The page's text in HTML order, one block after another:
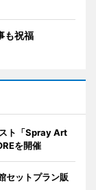
も祝福
ト「Spray Art
を開催
セットプラン販